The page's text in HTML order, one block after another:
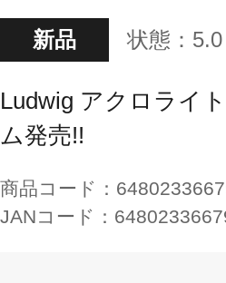
新品 状態： 5.0
Ludwig アクロライ
ム発売!!
商品コード：
JANコード：